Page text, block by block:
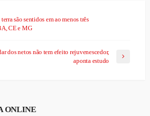
são sentidos em ao menos três
CE e MG
dos netos não tem efeito rejuvenescedor,
aponta estudo
ONLINE